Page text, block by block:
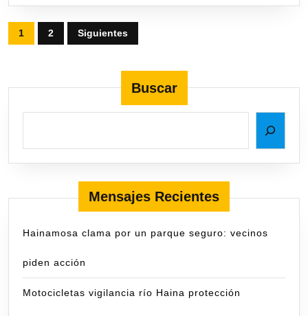
1 2 Siguientes
Buscar
Mensajes Recientes
Hainamosa clama por un parque seguro: vecinos
piden acción
Motocicletas vigilancia río Haina protección